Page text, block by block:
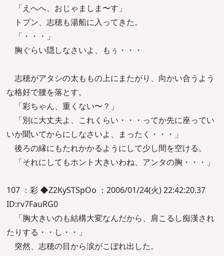
「えへへ、おじゃましま〜す」
トプン、志穂も湯船に入ってきた。
「・・・」
胸ぐらい隠しなさいよ、もぅ・・・
志穂がアタシの太ももの上にまたがり、向かい合うよう
な格好で腰を落とす。
「彩ちゃん、重くない〜？」
「別に大丈夫よ、これくらい・・・ってか先に座ってい
いか聞いてからにしなさいよ、まったく・・・」
後ろの縁にもたれかかるようにして少し間を空ける。
「それにしてもホント大きいわね、アンタの胸・・・」
107 ：彩 ◆Z2KySTSpOo ：2006/01/24(火) 22:42:20.37
ID:rv7FauRG0
「胸大きいのも結構大変なんだから、肩こるし痴漢され
たりする・・し・・」
突然、志穂の目から涙がこぼれ出した。